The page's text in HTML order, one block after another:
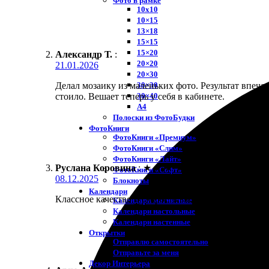
10х10
10×15
13×18
15×15
15×20
20×20
20×30
30×30
30×40
A4
Полоски из ФотоБудки
ФотоКниги
ФотоКниги «Премиум»
ФотоКниги «Слим»
ФотоКниги «Лайт»
ФотоКниги «Софт»
Блокноты
Календари
Календари магнитные
Календари настольные
Календари настенные
Открытки
Отправлю самостоятельно
Отправьте за меня
Декор Интерьера
Александр Т. :
21.01.2026
Делал мозаику из маленьких фото. Результат
стоило. Вешает теперь у себя в кабинете.
Руслана Коровина : ★ ★ ★ ★
08.12.2025
Классное качество и скорость выполнения.